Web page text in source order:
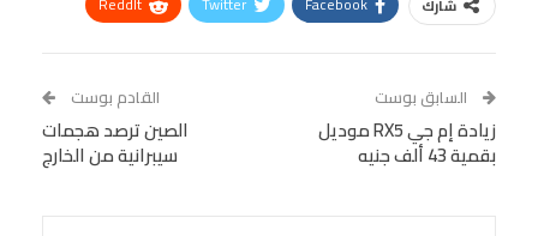
Tumblr
البريد الإلكتروني
VK
Digg
LINE
Viber
السابق بوست
زيادة إم جي RX5 موديل
بقمية 43 ألف جنيه
القادم بوست
الصين ترصد هجمات
سيبرانية من الخارج